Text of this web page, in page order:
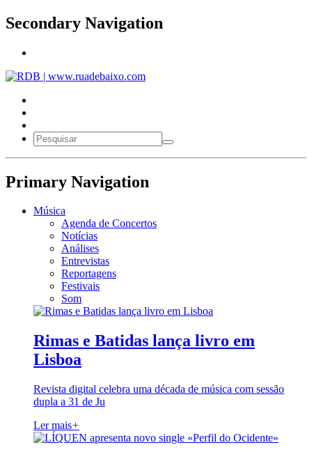
Secondary Navigation
Primary Navigation
Música
Agenda de Concertos
Notícias
Análises
Entrevistas
Reportagens
Festivais
Som
Rimas e Batidas lança livro em
Lisboa
Revista digital celebra uma década de música com sessão
dupla a 31 de Ju
Ler mais+